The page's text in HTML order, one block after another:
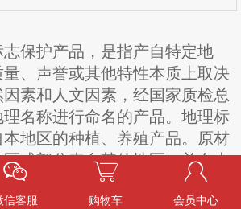
护产品，是指产自特定地
、声誉或其他特性本质上取决
素和人文因素，经国家质检总
理名称进行命名的产品。地理标
地区的种植、养殖产品。原材
或部分来自其他地区，并在本
艺生产和加工的产品。房县人文
自然景观奇峰竞秀，地理区位优
信客服 购物车 会员中心